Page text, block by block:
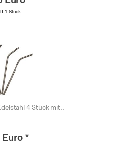
1 Stück
4 Stück mit...
Euro *